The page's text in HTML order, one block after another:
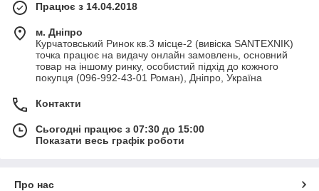
Працює з 14.04.2018
м. Дніпро
Курчатовський Ринок кв.3 місце-2 (вивіска SANTEXNIK)
точка працює на видачу онлайн замовлень, основний
товар на іншому ринку, особистий підхід до кожного
покупця (096-992-43-01 Роман), Дніпро, Україна
Контакти
Сьогодні працює з 07:30 до 15:00
Показати весь графік роботи
Про нас